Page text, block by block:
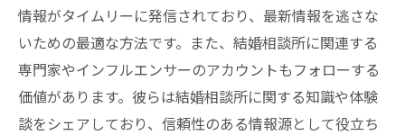
情報がタイムリーに発信されており、最新情報を逃さな
いための最適な方法です。また、結婚相談所に関連する
専門家やインフルエンサーのアカウントもフォローする
価値があります。彼らは結婚相談所に関する知識や体験
談をシェアしており、信頼性のある情報源として役立ち